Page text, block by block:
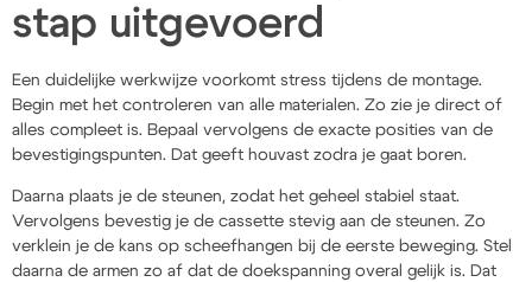
stap uitgevoerd
Een duidelijke werkwijze voorkomt stress tijdens de montage.
Begin met het controleren van alle materialen. Zo zie je direct of
alles compleet is. Bepaal vervolgens de exacte posities van de
bevestigingspunten. Dat geeft houvast zodra je gaat boren.
Daarna plaats je de steunen, zodat het geheel stabiel staat.
Vervolgens bevestig je de cassette stevig aan de steunen. Zo
verklein je de kans op scheefhangen bij de eerste beweging. Stel
daarna de armen zo af dat de doekspanning overal gelijk is. Dat